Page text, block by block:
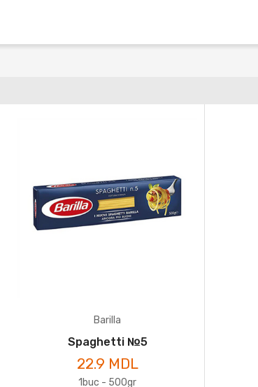
Barilla
Spaghetti №5
22.9 MDL
1buc - 500gr